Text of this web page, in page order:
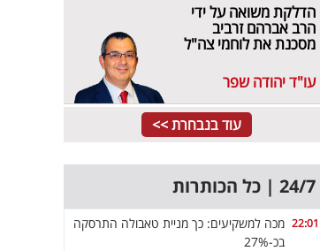
הדלקת משואה על ידי
הרב אברהם זרביב
מסכנת את לוחמי צה"ל
עו"ד יהודה שפר
עוד בנבחרת >>
24/7 | כל הכותרות
22:01 מכה למשקיעים: כך מניית טאבולה התרסקה
בכ-27%